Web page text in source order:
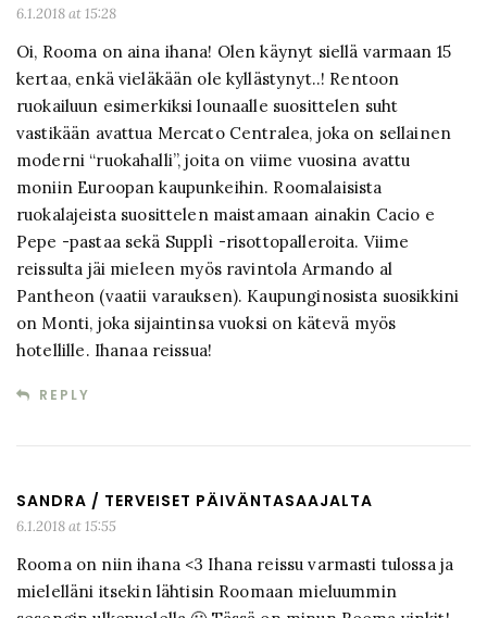
6.1.2018 at 15:28
Oi, Rooma on aina ihana! Olen käynyt siellä varmaan 15
kertaa, enkä vieläkään ole kyllästynyt..! Rentoon
ruokailuun esimerkiksi lounaalle suosittelen suht
vastikään avattua Mercato Centralea, joka on sellainen
moderni “ruokahalli”, joita on viime vuosina avattu
moniin Euroopan kaupunkeihin. Roomalaisista
ruokalajeista suosittelen maistamaan ainakin Cacio e
Pepe -pastaa sekä Supplì -risottopalleroita. Viime
reissulta jäi mieleen myös ravintola Armando al
Pantheon (vaatii varauksen). Kaupunginosista suosikkini
on Monti, joka sijaintinsa vuoksi on kätevä myös
hotellille. Ihanaa reissua!
REPLY
SANDRA / TERVEISET PÄIVÄNTASAAJALTA
6.1.2018 at 15:55
Rooma on niin ihana <3 Ihana reissu varmasti tulossa ja
mielelläni itsekin lähtisin Roomaan mieluummin